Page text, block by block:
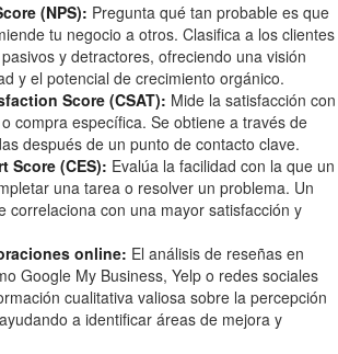
(NPS): Pregunta qué tan probable es que
tu negocio a otros. Clasifica a los clientes
y detractores, ofreciendo una visión
y el potencial de crecimiento orgánico.
Score (CSAT): Mide la satisfacción con
compra específica. Se obtiene a través de
después de un punto de contacto clave.
Score (CES): Evalúa la facilidad con la que un
una tarea o resolver un problema. Un
correlaciona con una mayor satisfacción y
online: El análisis de reseñas en
Google My Business, Yelp o redes sociales
cualitativa valiosa sobre la percepción
a identificar áreas de mejora y